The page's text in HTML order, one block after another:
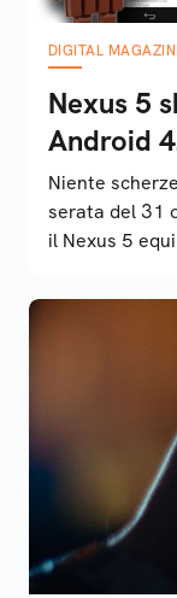
DIGITAL
Nexus 5
Android
Niente
serata del 31
il Nexus 5